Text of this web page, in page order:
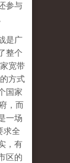
参与
是广
整个
宽带
方式
国家
，而
一场
求全
，有
区的